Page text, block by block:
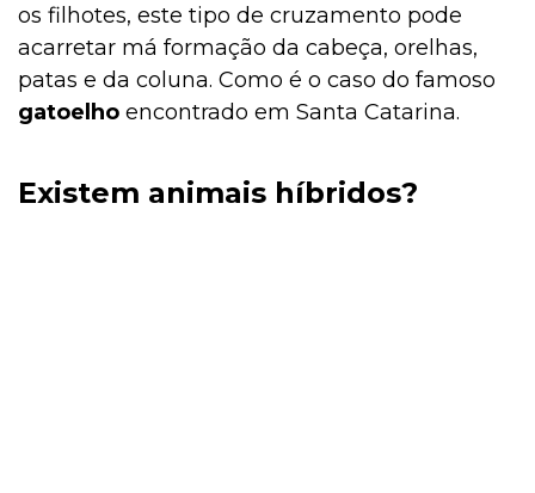
os filhotes, este tipo de cruzamento pode
acarretar má formação da cabeça, orelhas,
patas e da coluna. Como é o caso do famoso
gatoelho encontrado em Santa Catarina.
Existem animais híbridos?